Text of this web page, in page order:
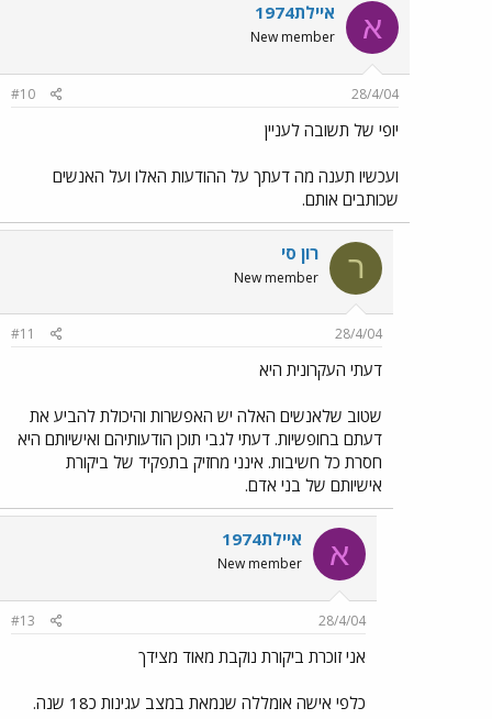
א איילת1974
New member
28/4/04
#10
יופי של תשובה לעניין
ועכשיו תענה מה דעתך על ההודעות האלו ועל האנשים
שכותבים אותם.
ר רון סי
New member
28/4/04
#11
דעתי העקרונית היא
שטוב שלאנשים האלה יש האפשרות והיכולת להביע את
דעתם בחופשיות. דעתי לגבי תוכן הודעותיהם ואישיותם היא
חסרת כל חשיבות. אינני מחזיק בתפקיד של ביקורת
אישיותם של בני אדם.
א איילת1974
New member
28/4/04
#13
אני זוכרת ביקורת נוקבת מאוד מצידך
כלפי אישה אומללה שנמאת במצב עגינות כ18 שנה.